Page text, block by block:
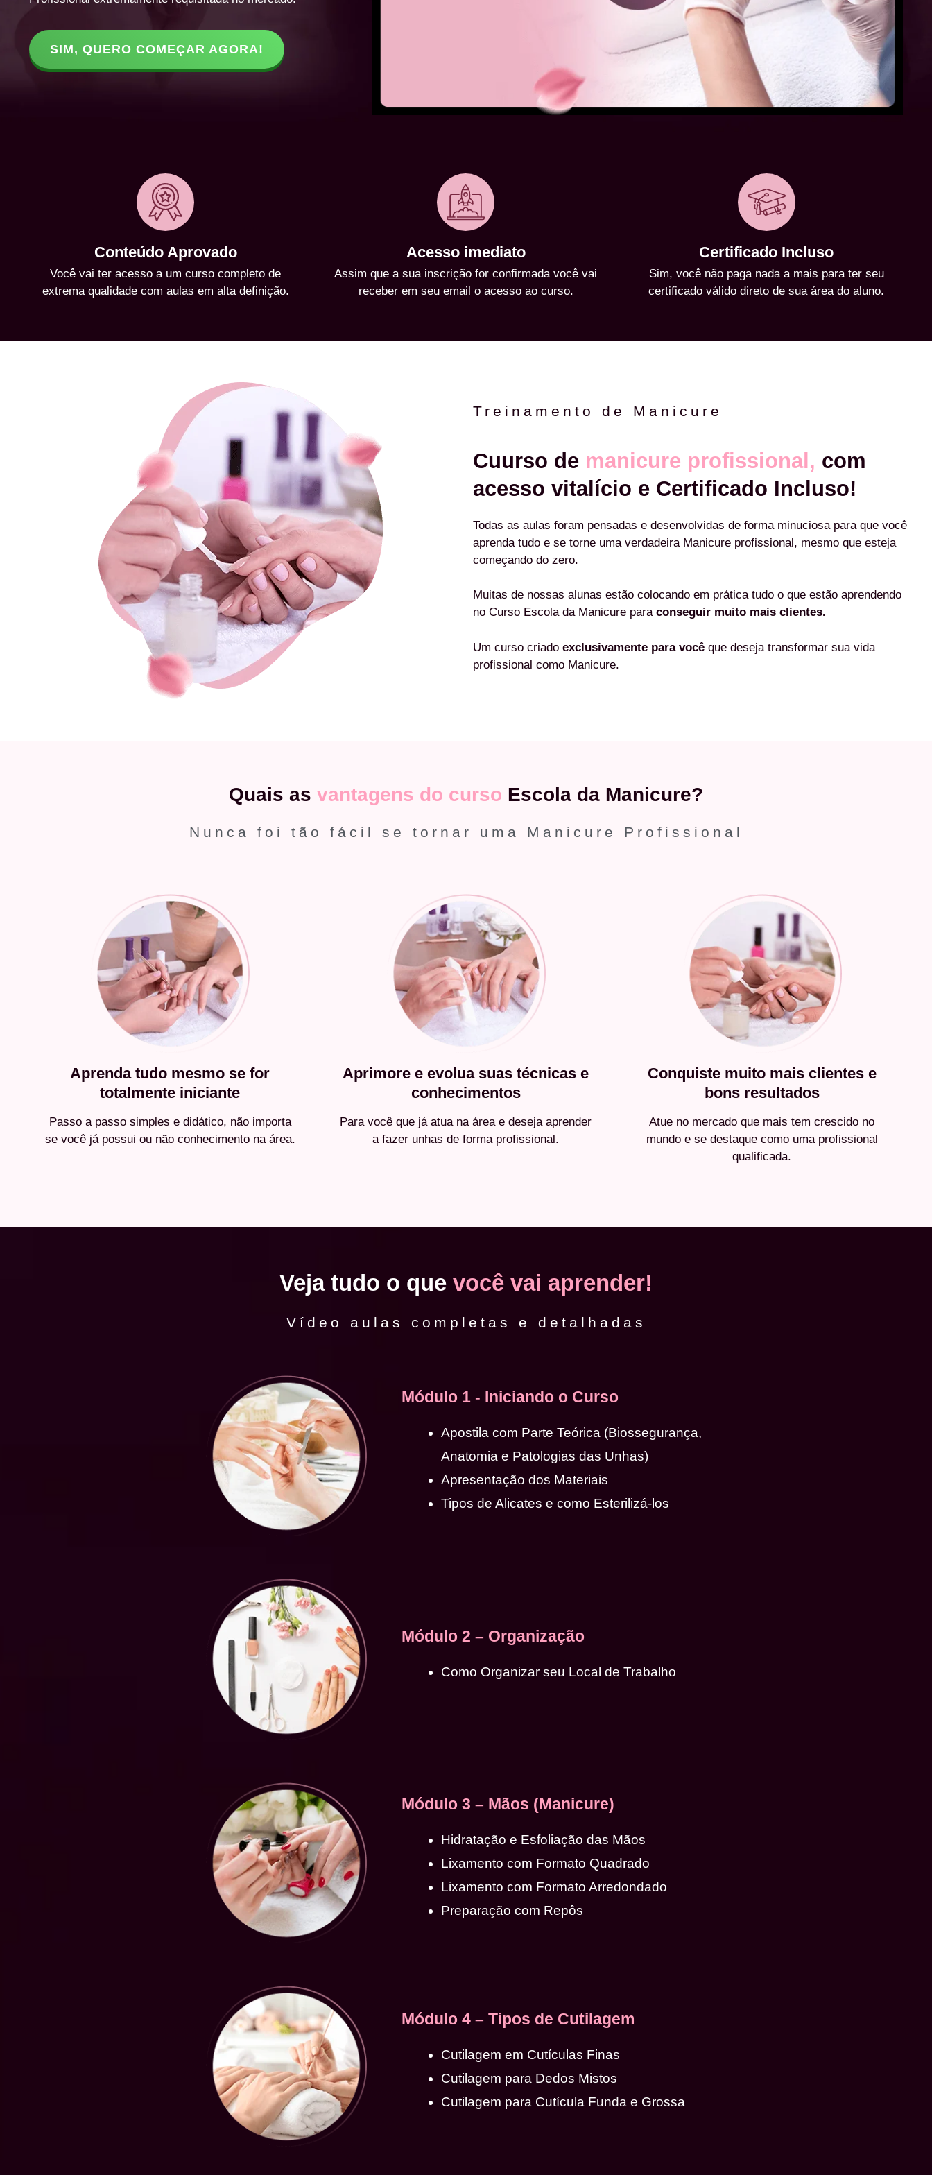
SIM, QUERO COMEÇAR AGORA!
Conteúdo Aprovado
Você vai ter acesso a um curso completo de
extrema qualidade com aulas em alta definição.
Acesso imediato
Assim que a sua inscrição for confirmada você vai
receber em seu email o acesso ao curso.
Certificado Incluso
Sim, você não paga nada a mais para ter seu
certificado válido direto de sua área do aluno.
Treinamento de Manicure
Cuurso de manicure profissional, com
acesso vitalício e Certificado Incluso!
Todas as aulas foram pensadas e desenvolvidas de forma minuciosa para que você
aprenda tudo e se torne uma verdadeira Manicure profissional, mesmo que esteja
começando do zero.
Muitas de nossas alunas estão colocando em prática tudo o que estão aprendendo
no Curso Escola da Manicure para conseguir muito mais clientes.
Um curso criado exclusivamente para você que deseja transformar sua vida
profissional como Manicure.
Quais as vantagens do curso Escola da Manicure?
Nunca foi tão fácil se tornar uma Manicure Profissional
Aprenda tudo mesmo se for
totalmente iniciante
Passo a passo simples e didático, não importa
se você já possui ou não conhecimento na área.
Aprimore e evolua suas técnicas e
conhecimentos
Para você que já atua na área e deseja aprender
a fazer unhas de forma profissional.
Conquiste muito mais clientes e
bons resultados
Atue no mercado que mais tem crescido no
mundo e se destaque como uma profissional
qualificada.
Veja tudo o que você vai aprender!
Vídeo aulas completas e detalhadas
Módulo 1 - Iniciando o Curso
Apostila com Parte Teórica (Biossegurança,
Anatomia e Patologias das Unhas)
Apresentação dos Materiais
Tipos de Alicates e como Esterilizá-los
Módulo 2 – Organização
Como Organizar seu Local de Trabalho
Módulo 3 – Mãos (Manicure)
Hidratação e Esfoliação das Mãos
Lixamento com Formato Quadrado
Lixamento com Formato Arredondado
Preparação com Repôs
Módulo 4 – Tipos de Cutilagem
Cutilagem em Cutículas Finas
Cutilagem para Dedos Mistos
Cutilagem para Cutícula Funda e Grossa